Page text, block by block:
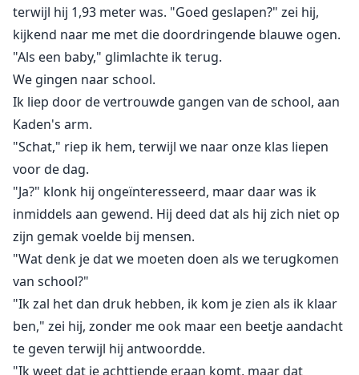
terwijl hij 1,93 meter was. "Goed geslapen?" zei hij,
kijkend naar me met die doordringende blauwe ogen.
"Als een baby," glimlachte ik terug.
We gingen naar school.
Ik liep door de vertrouwde gangen van de school, aan
Kaden's arm.
"Schat," riep ik hem, terwijl we naar onze klas liepen
voor de dag.
"Ja?" klonk hij ongeïnteresseerd, maar daar was ik
inmiddels aan gewend. Hij deed dat als hij zich niet op
zijn gemak voelde bij mensen.
"Wat denk je dat we moeten doen als we terugkomen
van school?"
"Ik zal het dan druk hebben, ik kom je zien als ik klaar
ben," zei hij, zonder me ook maar een beetje aandacht
te geven terwijl hij antwoordde.
"Ik weet dat je achttiende eraan komt, maar dat